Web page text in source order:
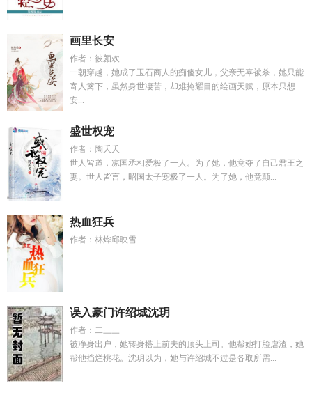
画里长安
作者：彼颜欢
一朝穿越，她成了玉石商人的痴傻女儿，父亲无辜被杀，她只能
寄人篱下，虽然身世凄苦，却难掩耀目的绘画天赋，原本只想
安...
盛世权宠
作者：陶夭夭
世人皆道，凉国丞相爱极了一人。为了她，他竟夺了自己君王之
妻。世人皆言，昭国太子宠极了一人。为了她，他竟颠...
热血狂兵
作者：林烨邱映雪
...
误入豪门许绍城沈玥
作者：二三三
被净身出户，她转身搭上前夫的顶头上司。他帮她打脸虐渣，她
帮他挡烂桃花。沈玥以为，她与许绍城不过是各取所需...